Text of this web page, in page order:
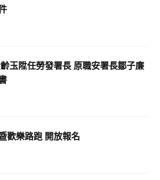
玉陞任勞發署長 原職安署長鄒子廉
歡樂路跑 開放報名